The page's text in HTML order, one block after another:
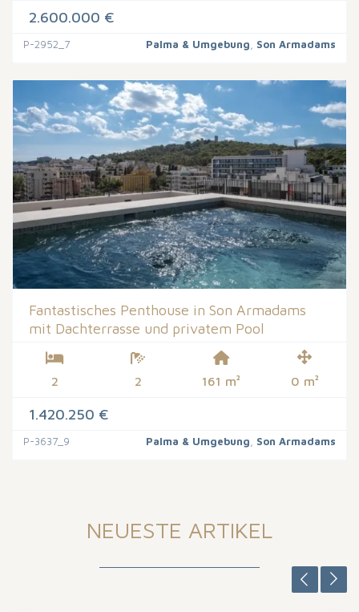
2.600.000 €
P-2952_7 Palma & Umgebung Son Armadams
Fantastisches Penthouse in Son Armadams
mit Dachterrasse und privatem Pool
2 2 161 m² 0 m²
1.420.250 €
P-3637_9 Palma & Umgebung Son Armadams
NEUESTE ARTIKEL